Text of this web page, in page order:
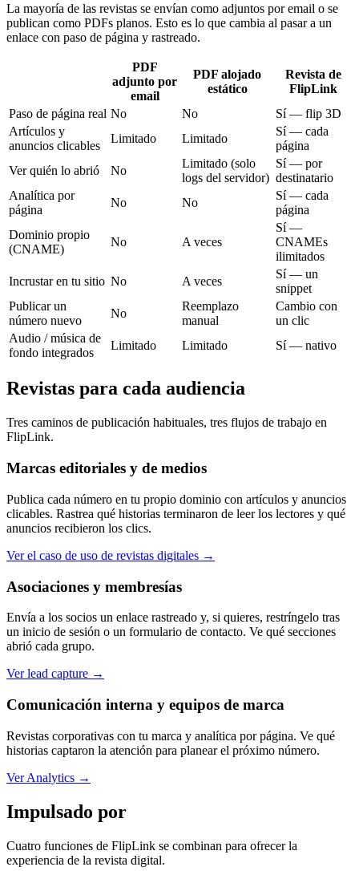
La mayoría de las revistas se envían como adjuntos por email o se
publican como PDFs planos. Esto es lo que cambia al pasar a un
enlace con paso de página y rastreado.
PDF
adjunto por
email
PDF alojado
estático
Revista de
FlipLink
Paso de página real No No
Sí — flip 3D
Artículos y
anuncios clicables
Limitado Limitado
Sí — cada
página
Ver quién lo abrió
No
Limitado (solo
logs del servidor)
Sí — por
destinatario
Analítica por
página
No No
Sí — cada
página
Dominio propio
(CNAME)
No A veces
Sí —
CNAMEs
ilimitados
Incrustar en tu sitio No A veces
Sí — un
snippet
Publicar un
número nuevo
No
Reemplazo
manual
Cambio con
un clic
Audio / música de
fondo integrados
Limitado Limitado Sí — nativo
Revistas para cada audiencia
Tres caminos de publicación habituales, tres flujos de trabajo en
FlipLink.
Marcas editoriales y de medios
Publica cada número en tu propio dominio con artículos y anuncios
clicables. Rastrea qué historias terminaron de leer los lectores y qué
anuncios recibieron los clics.
Ver el caso de uso de revistas digitales →
Asociaciones y membresías
Envía a los socios un enlace rastreado y, si quieres, restríngelo tras
un inicio de sesión o un formulario de contacto. Ve qué secciones
abrió cada grupo.
Ver lead capture →
Comunicación interna y equipos de marca
Revistas corporativas con tu marca y analítica por página. Ve qué
historias captaron la atención para planear el próximo número.
Ver Analytics →
Impulsado por
Cuatro funciones de FlipLink se combinan para ofrecer la
experiencia de la revista digital.